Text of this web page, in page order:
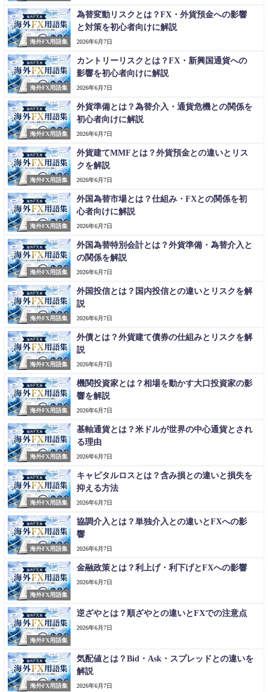
海外FX用語集
為替変動リスクとは？FX・外貨預金への影響
と対策を初心者向けに解説
2026年6月7日
海外FX用語集
カントリーリスクとは？FX・新興国通貨への
影響を初心者向けに解説
2026年6月7日
海外FX用語集
外貨準備とは？為替介入・通貨危機との関係を
初心者向けに解説
2026年6月7日
海外FX用語集
外貨建てMMFとは？外貨預金との違いとリス
クを解説
2026年6月7日
海外FX用語集
外国為替市場とは？仕組み・FXとの関係を初
心者向けに解説
2026年6月7日
海外FX用語集
外国為替特別会計とは？外貨準備・為替介入と
の関係を解説
2026年6月7日
海外FX用語集
外国投信とは？国内投信との違いとリスクを解
説
2026年6月7日
海外FX用語集
外債とは？外貨建て債券の仕組みとリスクを解
説
2026年6月7日
海外FX用語集
機関投資家とは？相場を動かす大口投資家の影
響を解説
2026年6月7日
海外FX用語集
基軸通貨とは？米ドルが世界の中心通貨とされ
る理由
2026年6月7日
海外FX用語集
キャピタルロスとは？含み損との違いと損失を
抑える方法
2026年6月7日
海外FX用語集
協調介入とは？単独介入との違いとFXへの影
響
2026年6月7日
海外FX用語集
金融政策とは？利上げ・利下げとFXへの影響
2026年6月7日
海外FX用語集
逆ざやとは？順ざやとの違いとFXでの注意点
2026年6月7日
海外FX用語集
気配値とは？Bid・Ask・スプレッドとの違いを
解説
2026年6月7日